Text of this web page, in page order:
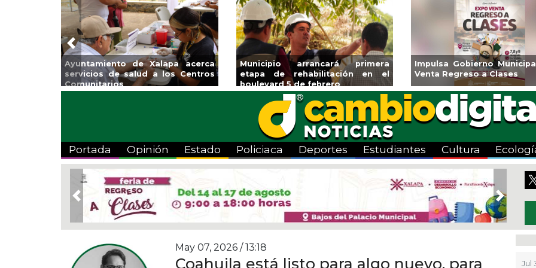
Ayuntamiento de Xalapa acerca
servicios de salud a los Centros
Comunitarios
Municipio arrancará primera
etapa de rehabilitación en el
boulevard 5 de febrero
Impulsa Gobierno Municipal
Venta Regreso a Clases
Previous
Portada Opinión Estado Policiaca Deportes Estudiantes Cultura
Previous Next
May 07, 2026 / 13:18
Coahuila está listo para algo nuevo, para
Jul